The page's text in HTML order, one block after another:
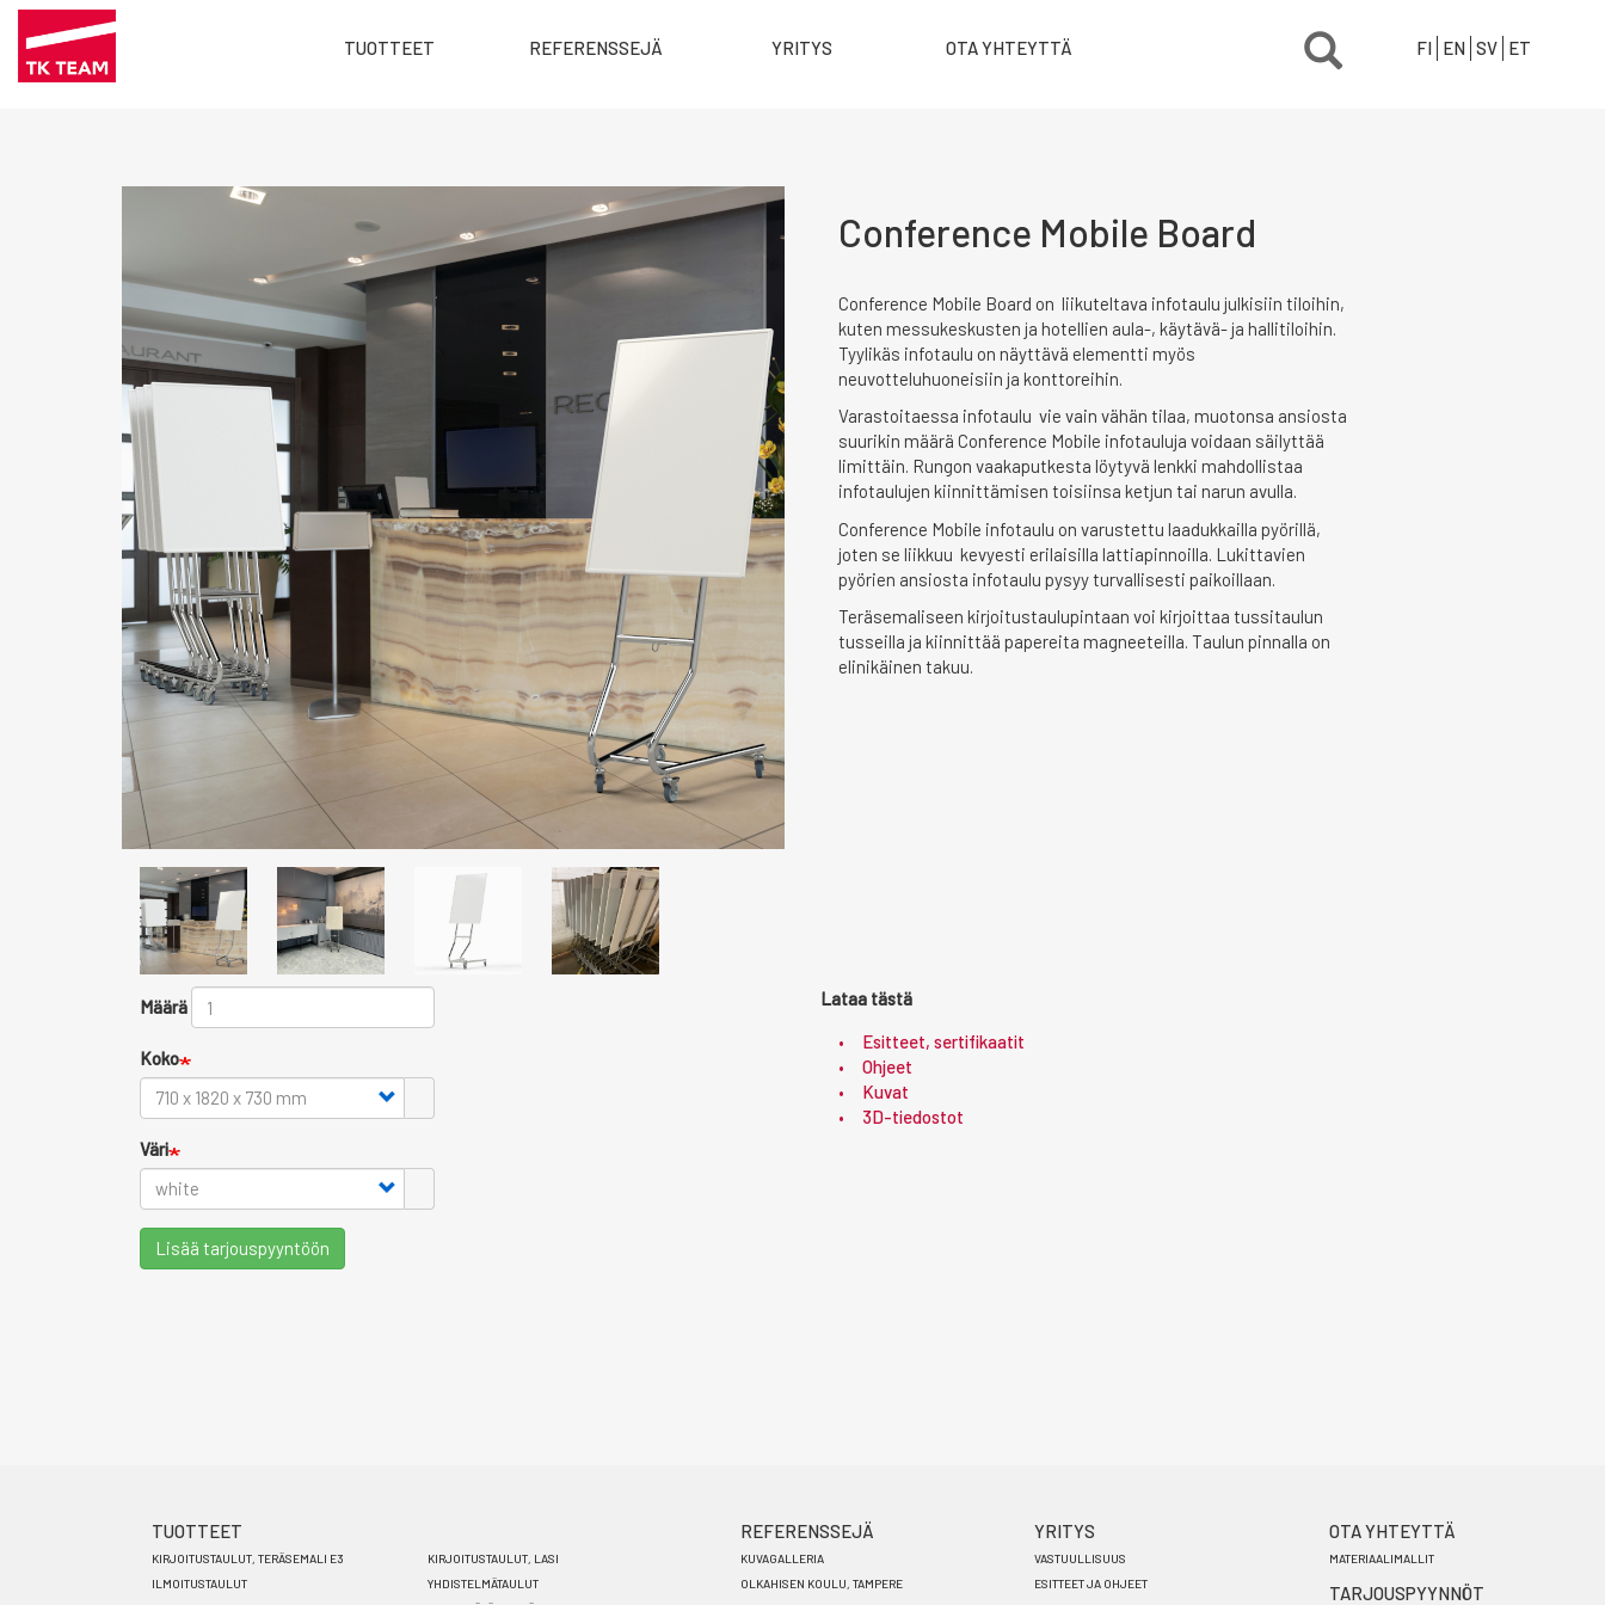
Hyppää
MainTUOTTEET REFERENSSEJÄ YRITYS OTA YHTEYTTÄ FI EN SV ET
Conference Mobile Board
Conference Mobile Board on liikuteltava infotaulu julkisiin tiloihin,
kuten messukeskusten ja hotellien aula-, käytävä- ja hallitiloihin.
Tyylikäs infotaulu on näyttävä elementti myös
neuvotteluhuoneisiin ja konttoreihin.
Varastoitaessa infotaulu vie vain vähän tilaa, muotonsa ansiosta
suurikin määrä Conference Mobile infotauluja voidaan säilyttää
limittäin. Rungon vaakaputkesta löytyvä lenkki mahdollistaa
infotaulujen kiinnittämisen toisiinsa ketjun tai narun avulla.
Conference Mobile infotaulu on varustettu laadukkailla pyörillä,
joten se liikkuu kevyesti erilaisilla lattiapinnoilla. Lukittavien
pyörien ansiosta infotaulu pysyy turvallisesti paikoillaan.
Teräsemaliseen kirjoitustaulupintaan voi kirjoittaa tussitaulun
tusseilla ja kiinnittää papereita magneeteilla. Taulun pinnalla on
elinikäinen takuu.
Määrä
Koko
Väri
Lisää tarjouspyyntöön
Lataa tästä
Esitteet, sertifikaatit
Ohjeet
Kuvat
3D-tiedostot
Footer
menu
TUOTTEET
KIRJOITUSTAULUT, TERÄSEMALI E3
KIRJOITUSTAULUT, LASI
ILMOITUSTAULUT
YHDISTELMÄTAULUT
REFERENSSEJÄ
KUVAGALLERIA
OLKAHISEN KOULU, TAMPERE
YRITYS
VASTUULLISUUS
ESITTEET JA OHJEET
OTA YHTEYTTÄ
MATERIAALIMALLIT
TARJOUSPYYNNÖT